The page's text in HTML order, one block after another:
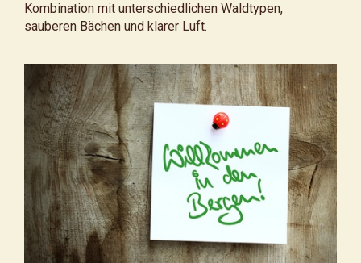
Kombination mit unterschiedlichen Waldtypen,
sauberen Bächen und klarer Luft.